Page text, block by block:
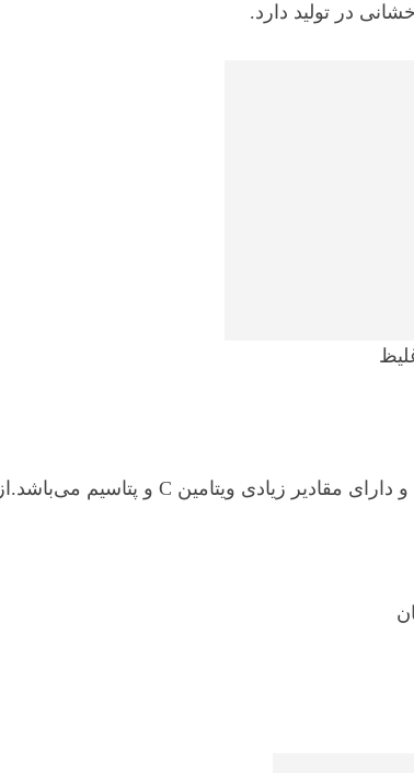
در تولید دارد.
انار سرشار از آنتی‌اکسیدان بوده (حدوداً به اندازه چای سبز) و دارای مقادیر زیادی ویتامین C و پتاسیم می‌باشد.از